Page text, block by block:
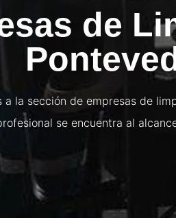
de
a la sección de empresas de
se encuentra al